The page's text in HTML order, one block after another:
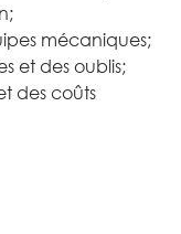
mécaniques;
et des oublis;
des coûts